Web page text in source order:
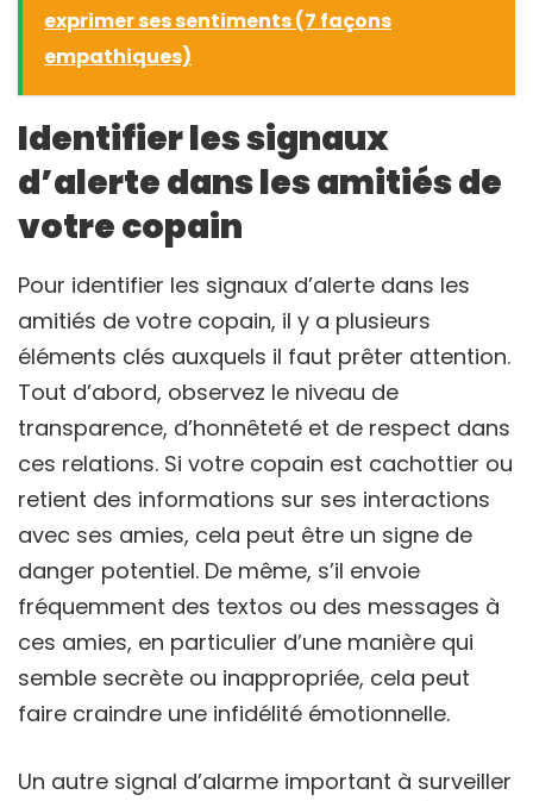
exprimer ses sentiments (7 façons
empathiques)
Identifier les signaux
d’alerte dans les amitiés de
votre copain
Pour identifier les signaux d’alerte dans les
amitiés de votre copain, il y a plusieurs
éléments clés auxquels il faut prêter attention.
Tout d’abord, observez le niveau de
transparence, d’honnêteté et de respect dans
ces relations. Si votre copain est cachottier ou
retient des informations sur ses interactions
avec ses amies, cela peut être un signe de
danger potentiel. De même, s’il envoie
fréquemment des textos ou des messages à
ces amies, en particulier d’une manière qui
semble secrète ou inappropriée, cela peut
faire craindre une infidélité émotionnelle.
Un autre signal d’alarme important à surveiller